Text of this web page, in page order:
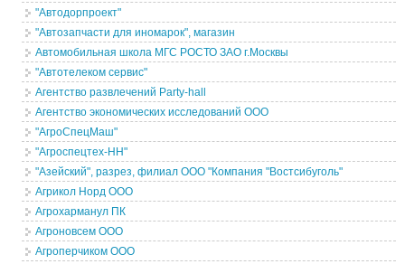
"Автодорпроект"
"Автозапчасти для иномарок", магазин
Автомобильная школа МГС РОСТО ЗАО г.Москвы
"Автотелеком сервис"
Агентство развлечений Party-hall
Агентство экономических исследований ООО
"АгроСпецМаш"
"Агроспецтех-НН"
"Азейский", разрез, филиал ООО "Компания "Востсибуголь"
Агрикол Норд ООО
Агрохарманул ПК
Агроновсем ООО
Агроперчиком ООО